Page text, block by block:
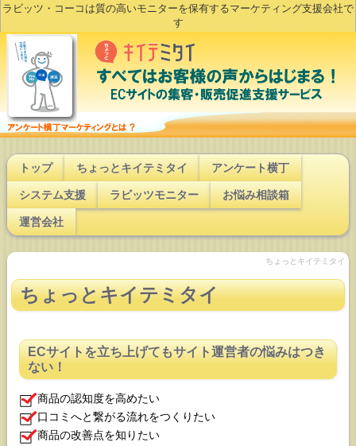
ラビッツ・コーコは質の高いモニターを保有するマーケティング支援会社で
す
トップ ちょっとキイテミタイ アンケート横丁
システム支援 ラビッツモニター お悩み相談箱
運営会社
ちょっとキイテミタイ
ちょっとキイテミタイ
ECサイトを立ち上げてもサイト運営者の悩みはつき
ない！
商品の認知度を高めたい
口コミへと繋がる流れをつくりたい
商品の改善点を知りたい